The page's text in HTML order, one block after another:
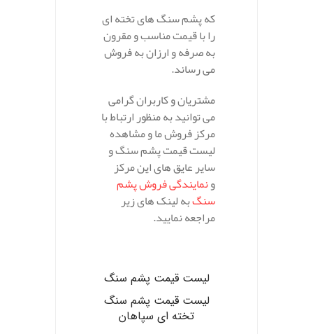
که پشم سنگ های تخته ای
را با قیمت مناسب و مقرون
به صرفه و ارزان به فروش
می رساند.
مشتریان و کاربران گرامی
می توانید به منظور ارتباط با
مرکز فروش ما و مشاهده
لیست قیمت پشم سنگ و
سایر عایق های این مرکز
ونمایندگی فروش پشم
سنگبه لینک های زیر
مراجعه نمایید.
لیست قیمت پشم سنگ
لیست قیمت پشم سنگ
تخته ای سپاهان